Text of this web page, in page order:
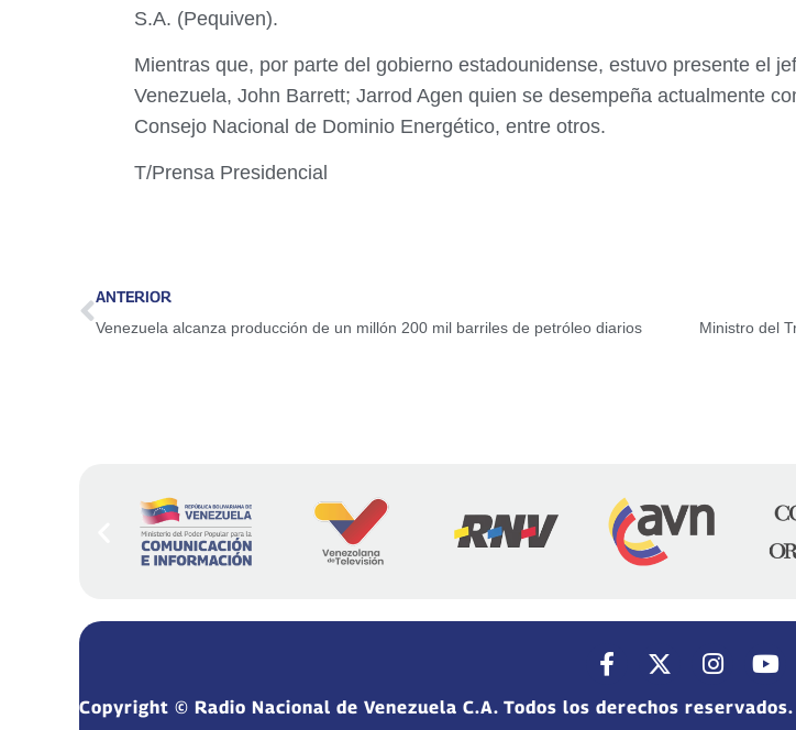
S.A. (Pequiven).
Mientras que, por parte del gobierno estadounidense, estuvo presente el
Venezuela, John Barrett; Jarrod Agen quien se desempeña actualmente
Consejo Nacional de Dominio Energético, entre otros.
T/Prensa Presidencial
ANTERIOR
Venezuela alcanza producción de un millón 200 mil barriles de petróleo diarios
Copyright © Radio Nacional de Venezuela C.A. Todos los derechos reservados.